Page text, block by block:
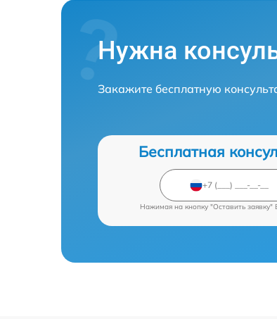
Нужна
Закажите бесплатную
Бесплатная
Нажимая на кнопку "Оставить заявку"